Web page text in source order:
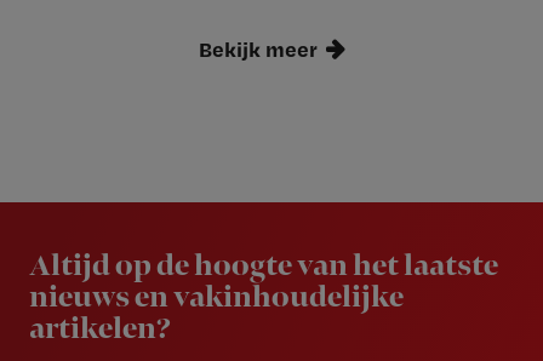
Bekijk meer
Altijd op de hoogte van het laatste
nieuws en vakinhoudelijke
artikelen?